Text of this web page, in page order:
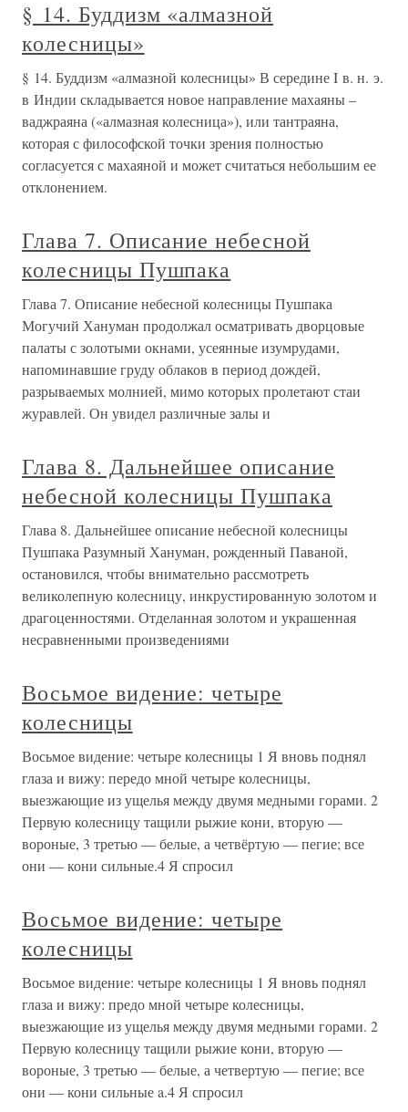
§ 14. Буддизм «алмазной
колесницы»
§ 14. Буддизм «алмазной колесницы» В середине I в. н. э.
в Индии складывается новое направление махаяны –
ваджраяна («алмазная колесница»), или тантраяна,
которая с философской точки зрения полностью
согласуется с махаяной и может считаться небольшим ее
отклонением.
Глава 7. Описание небесной
колесницы Пушпака
Глава 7. Описание небесной колесницы Пушпака
Могучий Хануман продолжал осматривать дворцовые
палаты с золотыми окнами, усеянные изумрудами,
напоминавшие груду облаков в период дождей,
разрываемых молнией, мимо которых пролетают стаи
журавлей. Он увидел различные залы и
Глава 8. Дальнейшее описание
небесной колесницы Пушпака
Глава 8. Дальнейшее описание небесной колесницы
Пушпака Разумный Хануман, рожденный Паваной,
остановился, чтобы внимательно рассмотреть
великолепную колесницу, инкрустированную золотом и
драгоценностями. Отделанная золотом и украшенная
несравненными произведениями
Восьмое видение: четыре
колесницы
Восьмое видение: четыре колесницы 1 Я вновь поднял
глаза и вижу: передо мной четыре колесницы,
выезжающие из ущелья между двумя медными горами. 2
Первую колесницу тащили рыжие кони, вторую —
вороные, 3 третью — белые, а четвёртую — пегие; все
они — кони сильные.4 Я спросил
Восьмое видение: четыре
колесницы
Восьмое видение: четыре колесницы 1 Я вновь поднял
глаза и вижу: предо мной четыре колесницы,
выезжающие из ущелья между двумя медными горами. 2
Первую колесницу тащили рыжие кони, вторую —
вороные, 3 третью — белые, а четвертую — пегие; все
они — кони сильные a.4 Я спросил